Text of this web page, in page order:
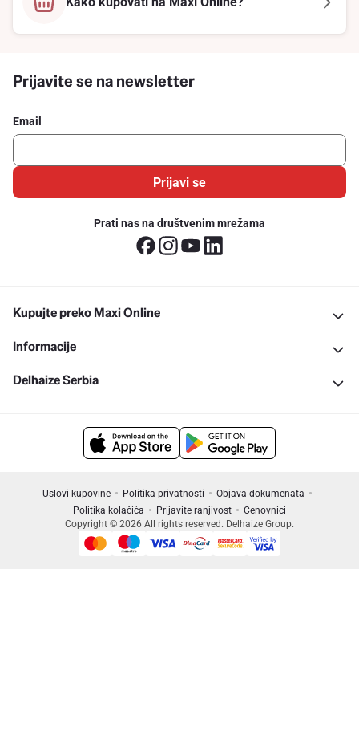
Prijavite se na newsletter
Email
Prijavi se
Prati nas na društvenim mrežama
Kupujte preko Maxi Online
Informacije
Delhaize Serbia
Uslovi kupovine Politika privatnosti
Objava dokumenata
Politika kolačića
Prijavite ranjivost
Cenovnici
Copyright © 2026 All rights reserved. Delhaize Group.